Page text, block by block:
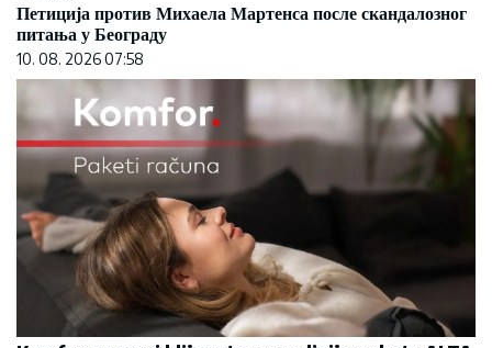
Петиција против Михаела Мартенса после скандалозног
питања у Београду
10. 08. 2026 07:58